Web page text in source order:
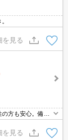
を見る
方も安心。備え
。
を見る